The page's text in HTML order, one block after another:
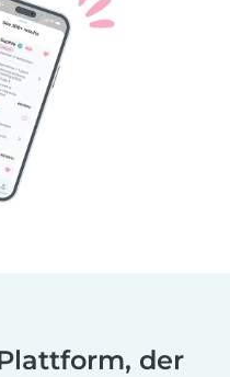
der